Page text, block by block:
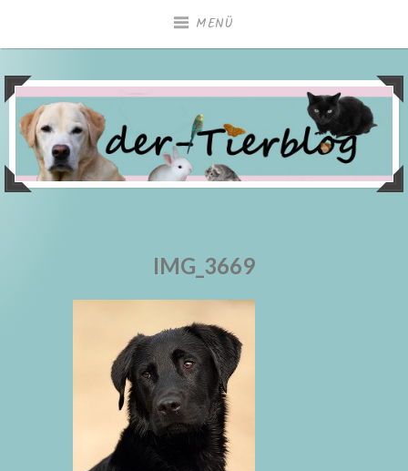
MENÜ
IMG_3669